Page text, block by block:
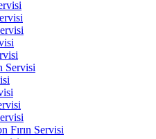
Servisi
Fırın Servisi